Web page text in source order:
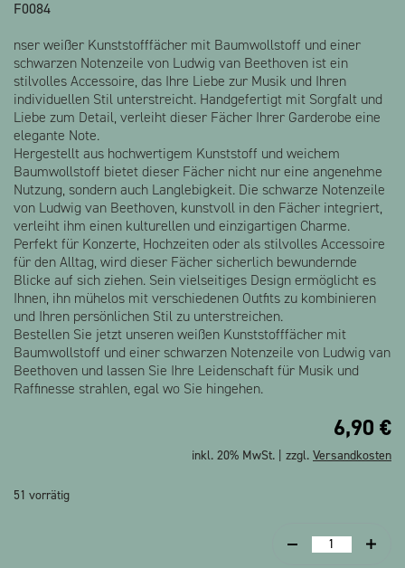
Alle Produkte anzeigen
F0084
nser weißer Kunststofffächer mit Baumwollstoff und einer
schwarzen Notenzeile von Ludwig van Beethoven ist ein
stilvolles Accessoire, das Ihre Liebe zur Musik und Ihren
individuellen Stil unterstreicht. Handgefertigt mit Sorgfalt und
Liebe zum Detail, verleiht dieser Fächer Ihrer Garderobe eine
elegante Note.
Hergestellt aus hochwertigem Kunststoff und weichem
Baumwollstoff bietet dieser Fächer nicht nur eine angenehme
Nutzung, sondern auch Langlebigkeit. Die schwarze Notenzeile
von Ludwig van Beethoven, kunstvoll in den Fächer integriert,
verleiht ihm einen kulturellen und einzigartigen Charme.
Perfekt für Konzerte, Hochzeiten oder als stilvolles Accessoire
für den Alltag, wird dieser Fächer sicherlich bewundernde
Blicke auf sich ziehen. Sein vielseitiges Design ermöglicht es
Ihnen, ihn mühelos mit verschiedenen Outfits zu kombinieren
und Ihren persönlichen Stil zu unterstreichen.
Bestellen Sie jetzt unseren weißen Kunststofffächer mit
Baumwollstoff und einer schwarzen Notenzeile von Ludwig van
Beethoven und lassen Sie Ihre Leidenschaft für Musik und
Raffinesse strahlen, egal wo Sie hingehen.
6,90 €
inkl. 20% MwSt. | zzgl. Versandkosten
51 vorrätig
Fächer